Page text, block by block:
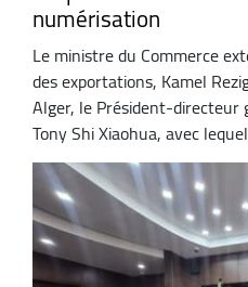
numérisation
Le ministre du Commerce
des exportations, Kamel
Alger, le Président-directeur
Tony Shi Xiaohua, avec